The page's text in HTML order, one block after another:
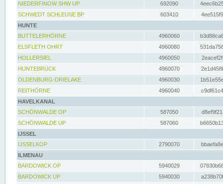
NIEDERFINOW SHW UP
692090
SCHWEDT SCHLEUSE BP
603410
HUNTE
BUTTELERHÖRNE
4960060
ELSFLETH OHRT
4960080
HOLLERSIEL
4960050
HUNTEBRÜCK
4960070
OLDENBURG-DRIELAKE
4960030
REITHÖRNE
4960040
HAVELKANAL
SCHÖNWALDE OP
587050
SCHÖNWALDE UP
587060
IJSSEL
IJSSELKOP
2790070
ILMENAU
BARDOWICK OP
5940029
BARDOWICK UP
5940030